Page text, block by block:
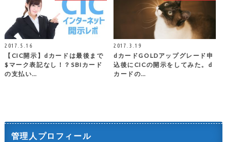
2017.5.16
【CIC開示】dカードは最後まで
$マーク表記なし！？SBIカード
の支払い…
2017.3.19
dカードGOLDアップグレード申
込後にCICの開示をしてみた。d
カードの…
管理人プロフィール